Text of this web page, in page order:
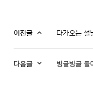
이전글
다음글